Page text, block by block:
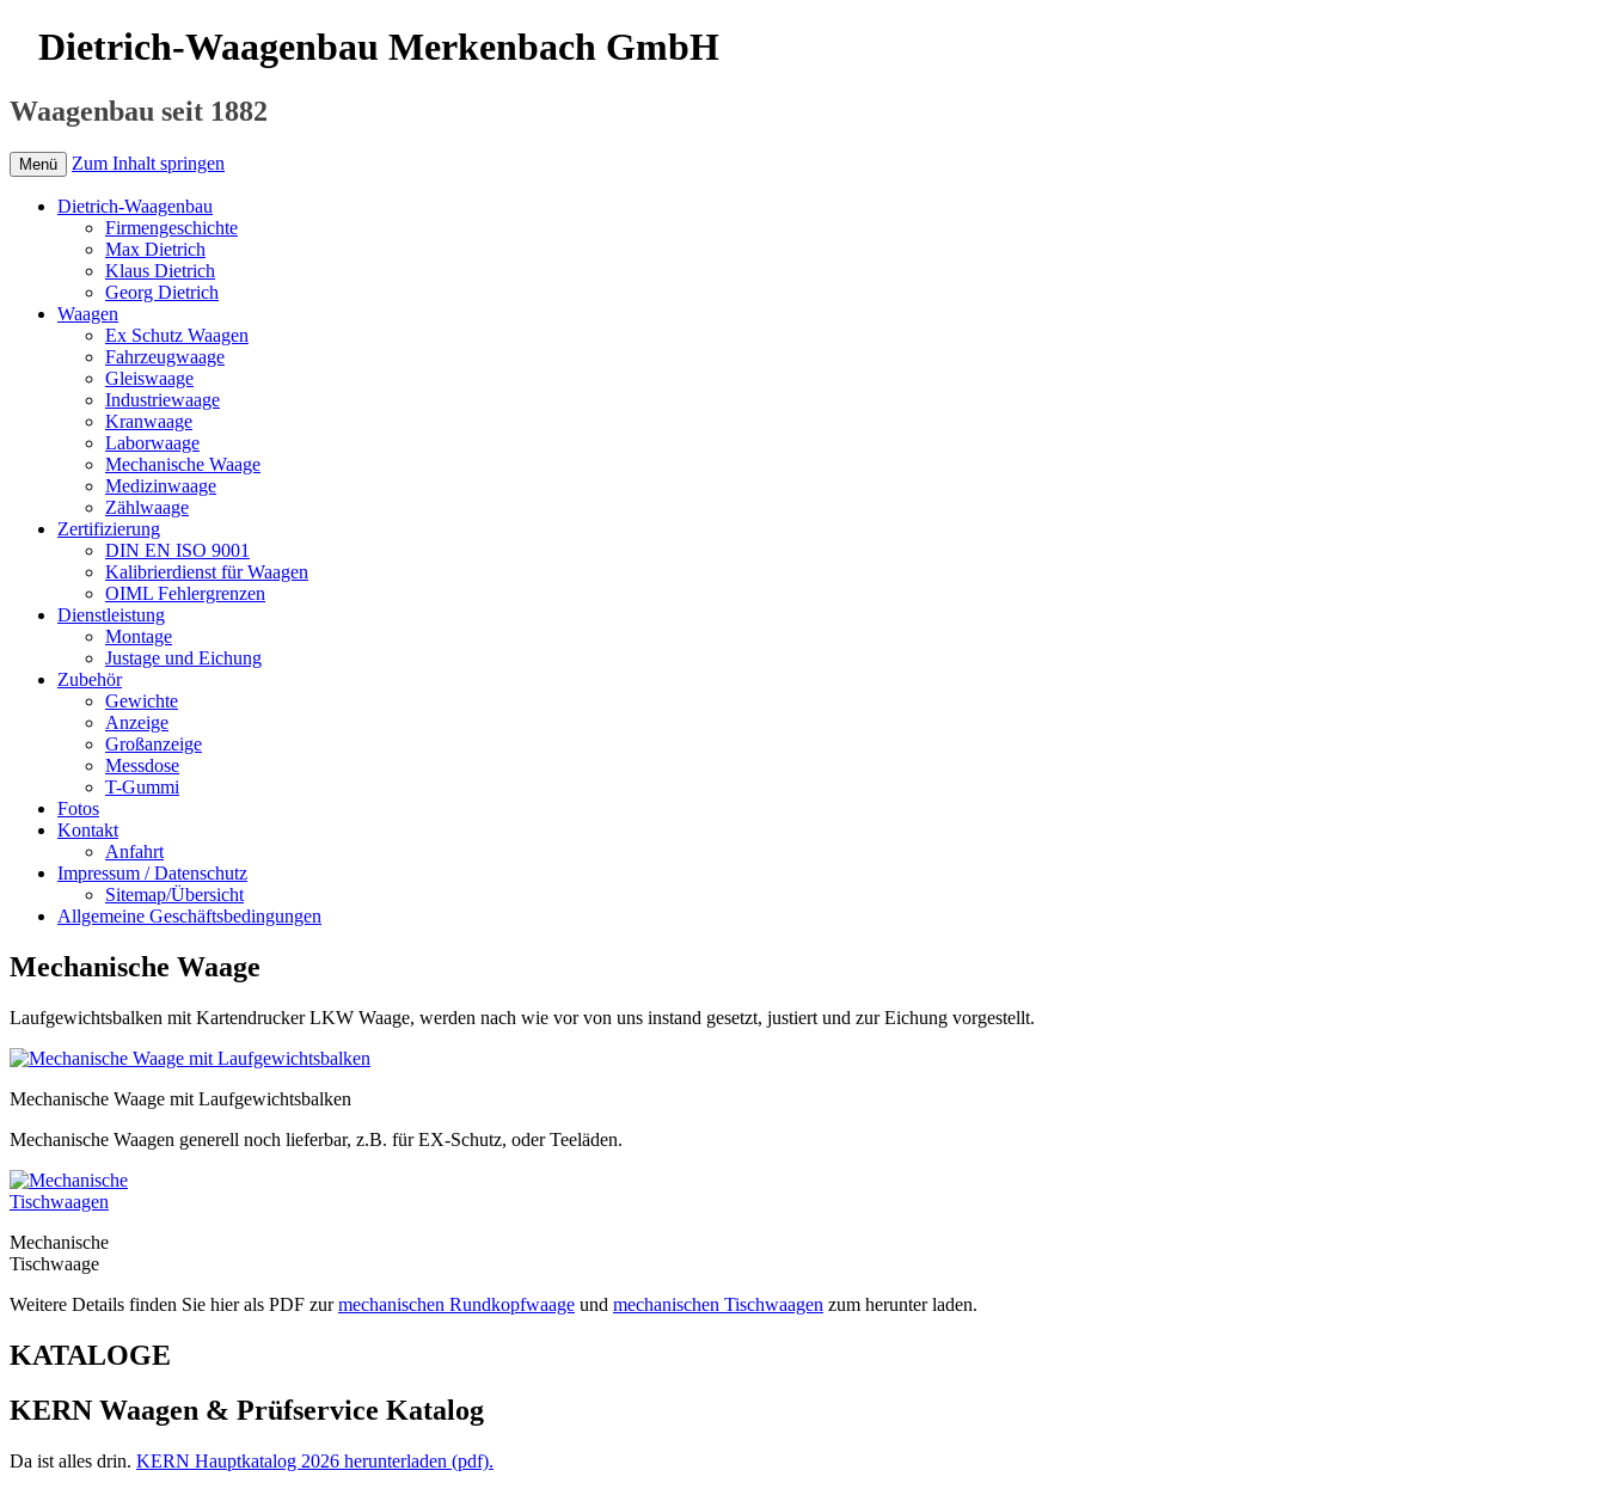
Dietrich-Waagenbau Merkenbach GmbH
Waagenbau seit 1882
Menü Zum Inhalt springen
Dietrich-Waagenbau
Firmengeschichte
Max Dietrich
Klaus Dietrich
Georg Dietrich
Waagen
Ex Schutz Waagen
Fahrzeugwaage
Gleiswaage
Industriewaage
Kranwaage
Laborwaage
Mechanische Waage
Medizinwaage
Zählwaage
Zertifizierung
DIN EN ISO 9001
Kalibrierdienst für Waagen
OIML Fehlergrenzen
Dienstleistung
Montage
Justage und Eichung
Zubehör
Gewichte
Anzeige
Großanzeige
Messdose
T-Gummi
Fotos
Kontakt
Anfahrt
Impressum / Datenschutz
Sitemap/Übersicht
Allgemeine Geschäftsbedingungen
Mechanische Waage
Laufgewichtsbalken mit Kartendrucker LKW Waage, werden nach wie vor von uns instand gesetzt, justiert und zur Eichung vorgestellt.
Mechanische Waage mit Laufgewichtsbalken
Mechanische Waagen generell noch lieferbar, z.B. für EX-Schutz, oder Teeläden.
Mechanische
Tischwaage
Weitere Details finden Sie hier als PDF zurmechanischen Rundkopfwaage und mechanischen Tischwaagen zum herunter laden.
KATALOGE
KERN Waagen & Prüfservice Katalog
Da ist alles drin. KERN Hauptkatalog 2026 herunterladen (pdf).